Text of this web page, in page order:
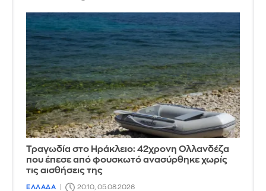
Τραγωδία στο Ηράκλειο: 42χρονη Ολλανδέζα
που έπεσε από φουσκωτό ανασύρθηκε χωρίς
τις αισθήσεις της
ΕΛΛΑΔΑ 20:10, 05.08.2026